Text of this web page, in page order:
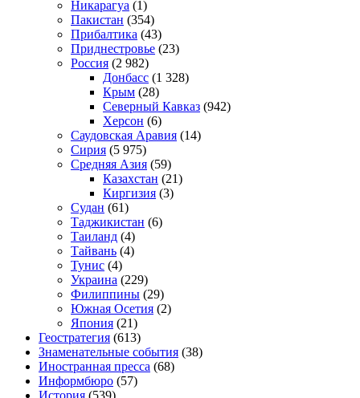
Никарагуа (1)
Пакистан (354)
Прибалтика (43)
Приднестровье (23)
Россия (2 982)
Донбасс (1 328)
Крым (28)
Северный Кавказ (942)
Херсон (6)
Саудовская Аравия (14)
Сирия (5 975)
Средняя Азия (59)
Казахстан (21)
Киргизия (3)
Судан (61)
Таджикистан (6)
Таиланд (4)
Тайвань (4)
Тунис (4)
Украина (229)
Филиппины (29)
Южная Осетия (2)
Япония (21)
Геостратегия (613)
Знаменательные события (38)
Иностранная пресса (68)
Информбюро (57)